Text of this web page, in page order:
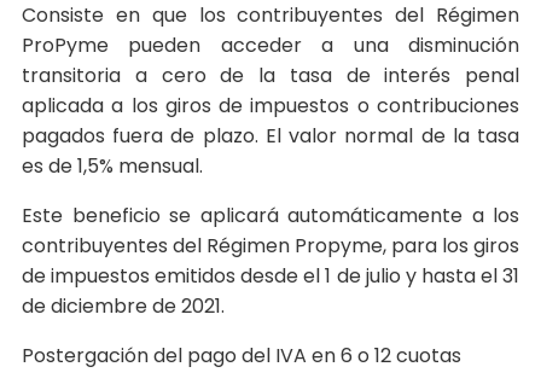
Consiste en que los contribuyentes del Régimen
ProPyme pueden acceder a una disminución
transitoria a cero de la tasa de interés penal
aplicada a los giros de impuestos o contribuciones
pagados fuera de plazo. El valor normal de la tasa
es de 1,5% mensual.
Este beneficio se aplicará automáticamente a los
contribuyentes del Régimen Propyme, para los giros
de impuestos emitidos desde el 1 de julio y hasta el 31
de diciembre de 2021.
Postergación del pago del IVA en 6 o 12 cuotas